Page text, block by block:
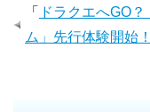
「
ドラクエへGO
ム」先行体験開始